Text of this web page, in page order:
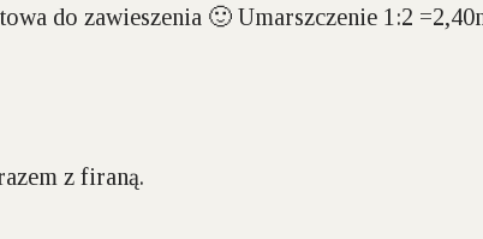
do zawieszenia 🙂 Umarszczenie 1:2
z firaną.